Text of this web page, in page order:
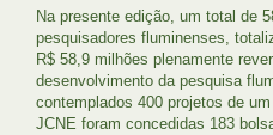
Na presente edição, um total de
pesquisadores fluminenses,
R$ 58,9 milhões plenamente
desenvolvimento da pesquisa
contemplados 400 projetos de
JCNE foram concedidas 183